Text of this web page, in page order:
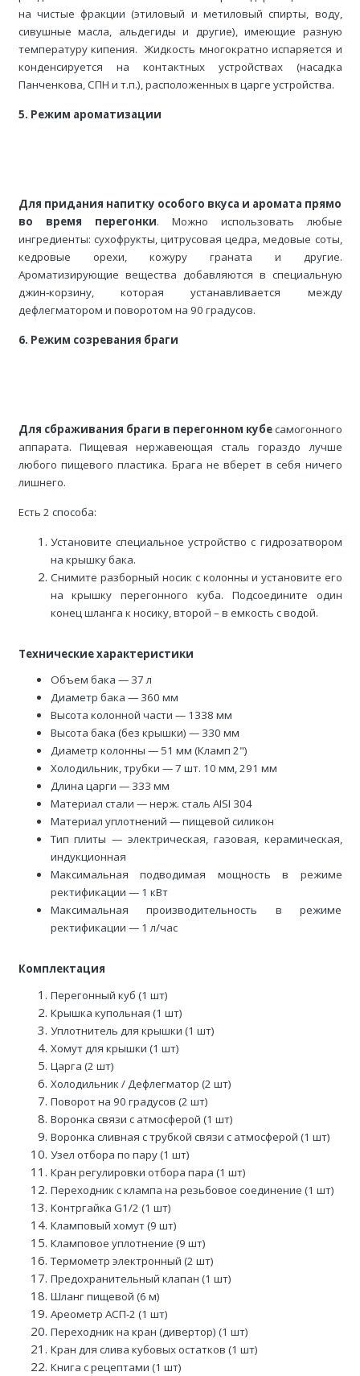
на чистые фракции (этиловый и метиловый спирты, воду,
сивушные масла, альдегиды и другие), имеющие разную
температуру кипения. Жидкость многократно испаряется и
конденсируется на контактных устройствах (насадка
Панченкова, СПН и т.п.), расположенных в царге устройства.
5. Режим ароматизации
Для придания напитку особого вкуса и аромата прямо
во время перегонки. Можно использовать любые
ингредиенты: сухофрукты, цитрусовая цедра, медовые соты,
кедровые орехи, кожуру граната и другие.
Ароматизирующие вещества добавляются в специальную
джин-корзину, которая устанавливается между
дефлегматором и поворотом на 90 градусов.
6. Режим созревания браги
Для сбраживания браги в перегонном кубесамогонного
аппарата. Пищевая нержавеющая сталь гораздо лучше
любого пищевого пластика. Брага не вберет в себя ничего
лишнего.
Есть 2 способа:
Установите специальное устройство с гидрозатвором
на крышку бака.
Снимите разборный носик с колонны и установите его
на крышку перегонного куба. Подсоедините один
конец шланга к носику, второй – в емкость с водой.
Технические характеристики
Объем бака — 37 л
Диаметр бака — 360 мм
Высота колонной части — 1338 мм
Высота бака (без крышки) — 330 мм
Диаметр колонны — 51 мм (Кламп 2")
Холодильник, трубки — 7 шт. 10 мм, 291 мм
Длина царги — 333 мм
Материал стали — нерж. сталь AISI 304
Материал уплотнений — пищевой силикон
Тип плиты — электрическая, газовая, керамическая,
индукционная
Максимальная подводимая мощность в режиме
ректификации — 1 кВт
Максимальная производительность в режиме
ректификации — 1 л/час
Комплектация
Перегонный куб (1 шт)
Крышка купольная (1 шт)
Уплотнитель для крышки (1 шт)
Хомут для крышки (1 шт)
Царга (2 шт)
Холодильник / Дефлегматор (2 шт)
Поворот на 90 градусов (2 шт)
Воронка связи с атмосферой (1 шт)
Воронка сливная с трубкой связи с атмосферой (1 шт)
Узел отбора по пару (1 шт)
Кран регулировки отбора пара (1 шт)
Переходник с клампа на резьбовое соединение (1 шт)
Контргайка G1/2 (1 шт)
Кламповый хомут (9 шт)
Кламповое уплотнение (9 шт)
Термометр электронный (2 шт)
Предохранительный клапан (1 шт)
Шланг пищевой (6 м)
Ареометр АСП-2 (1 шт)
Переходник на кран (дивертор) (1 шт)
Кран для слива кубовых остатков (1 шт)
Книга с рецептами (1 шт)